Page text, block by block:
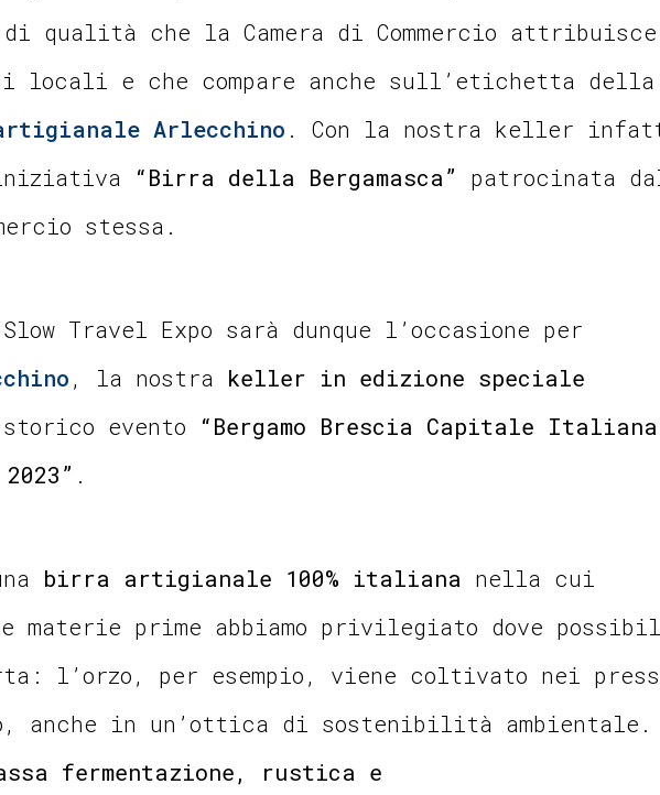
qualità che la Camera di Commercio
e che compare anche sull’etichetta della
Arlecchino . Con la nostra keller
“Birra della Bergamasca”
patrocinata
stessa.
Travel Expo sarà dunque l’occasione per
, la nostra keller in edizione speciale
evento
“Bergamo Brescia Capitale Italiana
.
birra artigianale 100% italiana nella cui
materie prime abbiamo privilegiato dove
l’orzo, per esempio, viene coltivato nei
in un’ottica di sostenibilità ambientale.
fermentazione, rustica e